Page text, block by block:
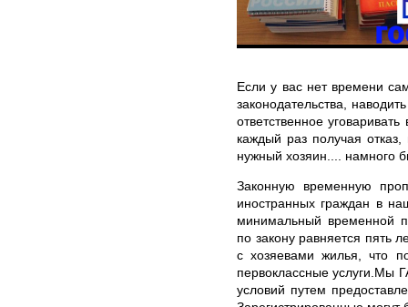
Если у вас нет времени
законодательства,
ответственное
каждый раз получая
нужный хозяин.... намного
Законную временную
иностранных граждан в
минимальный временной
по закону равняется пять
с хозяевами жилья, что
первоклассные услуги.Мы
условий путем